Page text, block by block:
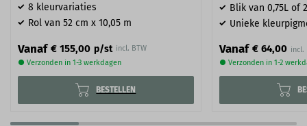
8 kleurvariaties
Rol van 52 cm x 10,05 m
Vanaf € 155,00 p/st incl. BTW
● Verzonden in 1-3 werkdagen
BESTELLEN
Blik van 0,75L of
Unieke
Vanaf € 64,00
● Verzonden in 1-2